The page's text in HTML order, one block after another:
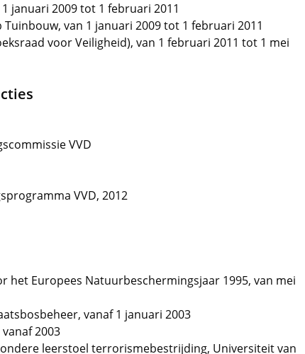
januari 2009 tot 1 februari 2011
van 1 januari 2009 tot 1 februari 2011
voor Veiligheid), van 1 februari 2011 tot 1 mei
VVD
VVD, 2012
het Europees Natuurbeschermingsjaar 1995, van mei
vanaf 1 januari 2003
2003
leerstoel terrorismebestrijding, Universiteit van